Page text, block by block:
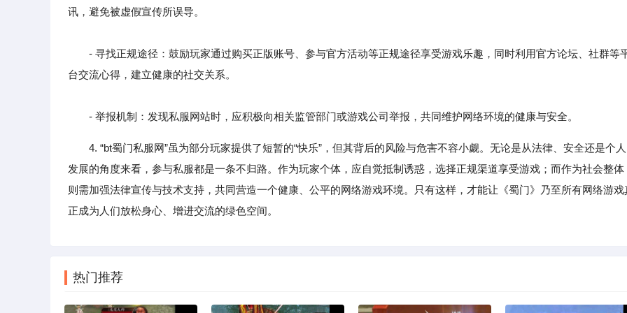
讯，避免被虚假宣传所误导。
- 寻找正规途径：鼓励玩家通过购买正版账号、参与官方活动等正规途径享受游戏乐趣，同时利用官方论坛、社群等
台交流心得，建立健康的社交关系。
- 举报机制：发现私服网站时，应积极向相关监管部门或游戏公司举报，共同维护网络环境的健康与安全。
4. “bt蜀门私服网”虽为部分玩家提供了短暂的“快乐”，但其背后的风险与危害不容小觑。无论是从法律、安全还是个人
发展的角度来看，参与私服都是一条不归路。作为玩家个体，应自觉抵制诱惑，选择正规渠道享受游戏；而作为社会整体
则需加强法律宣传与技术支持，共同营造一个健康、公平的网络游戏环境。只有这样，才能让《蜀门》乃至所有网络游戏
正成为人们放松身心、增进交流的绿色空间。
热门推荐